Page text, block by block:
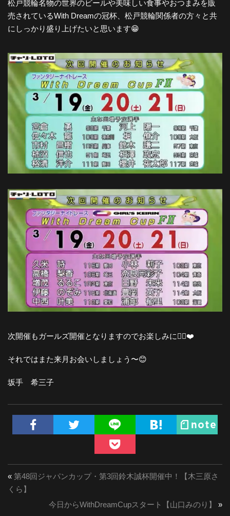
松戸競輪名物の世界のビールや美味しい食事やおつまみを販
売されているWith Dreamの冠杯、松戸競輪関係者の方々と共
にしっかり盛り上げたいと思います😁
次開催もガールズ開催となりますのでお楽しみに🚴‍♀️❤️
それではまた来月お会いしましょう〜😊
坂手 希三子
« 第48回ジャパンカップ・第3回鈴木誠杯開催中！【木三原さ
くら】
今日からWithDreamCupスタート【山口みのり】
»